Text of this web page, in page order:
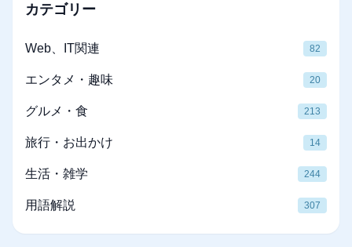
カテゴリー
Web、IT関連 82
エンタメ・趣味 20
グルメ・食 213
旅行・お出かけ 14
生活・雑学 244
用語解説 307